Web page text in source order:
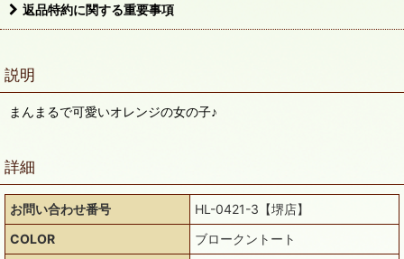
返品特約に関する重要事項
説明
まんまるで可愛いオレンジの女の子♪
詳細
お問い合わせ番号
HL-0421-3【堺店】
COLOR
ブロークントート